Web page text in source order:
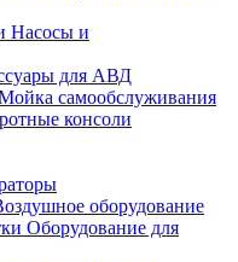
Насосы и
для АВД
самообслуживания
консоли
оборудование
Оборудование для